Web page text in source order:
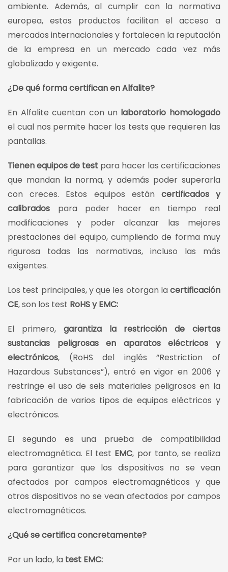
ambiente. Además, al cumplir con la normativa
europea, estos productos facilitan el acceso a
mercados internacionales y fortalecen la reputación
de la empresa en un mercado cada vez más
globalizado y exigente.
¿De qué forma certifican en Alfalite?
En Alfalite cuentan con un laboratorio homologado
el cual nos permite hacer los tests que requieren las
pantallas.
Tienen equipos de test para hacer las certificaciones
que mandan la norma, y además poder superarla
con creces. Estos equipos están certificados y
calibrados para poder hacer en tiempo real
modificaciones y poder alcanzar las mejores
prestaciones del equipo, cumpliendo de forma muy
rigurosa todas las normativas, incluso las más
exigentes.
Los test principales, y que les otorgan lacertificación
CE, son los test RoHS y EMC:
El primero, garantiza la restricción de ciertas
sustancias peligrosas en aparatos eléctricos y
electrónicos, (RoHS del inglés “Restriction of
Hazardous Substances”), entró en vigor en 2006 y
restringe el uso de seis materiales peligrosos en la
fabricación de varios tipos de equipos eléctricos y
electrónicos.
El segundo es una prueba de compatibilidad
electromagnética. El test EMC, por tanto, se realiza
para garantizar que los dispositivos no se vean
afectados por campos electromagnéticos y que
otros dispositivos no se vean afectados por campos
electromagnéticos.
¿Qué se certifica concretamente?
Por un lado, la test EMC: